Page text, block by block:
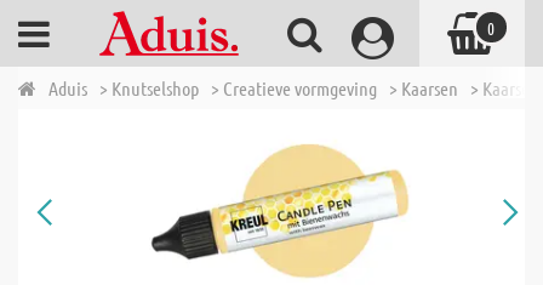
Aduis > Knutselshop > Creatieve vormgeving > Kaarsen >
0